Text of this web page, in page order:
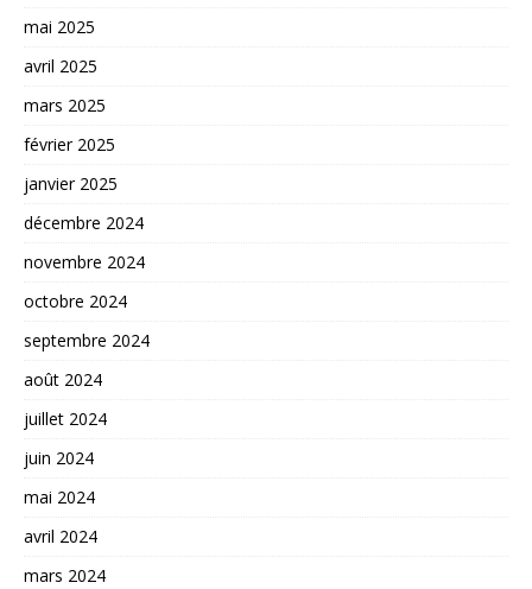
mai 2025
avril 2025
mars 2025
février 2025
janvier 2025
décembre 2024
novembre 2024
octobre 2024
septembre 2024
août 2024
juillet 2024
juin 2024
mai 2024
avril 2024
mars 2024